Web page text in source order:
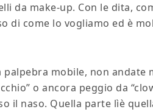
da make-up. Con le dita,
di come lo vogliamo ed è
mobile, non andate
o ancora peggio da
il naso. Quella parte lìè